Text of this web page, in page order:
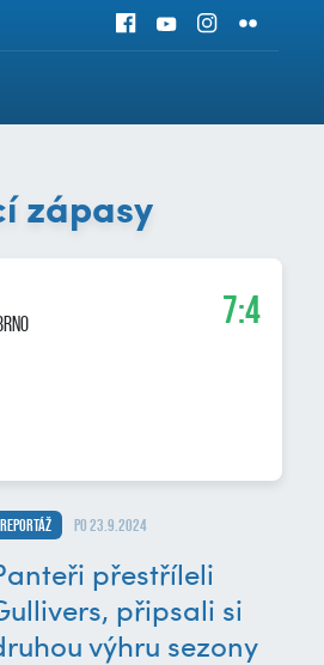
zápasy
7:4
Reportáž po 23.9.2024
přestříleli
připsali si
výhru sezony